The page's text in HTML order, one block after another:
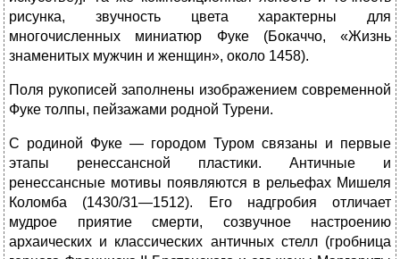
рисунка, звучность цвета характерны для
многочисленных миниатюр Фуке (Бокаччо, «Жизнь
знаменитых мужчин и женщин», около 1458).
Поля рукописей заполнены изображением современной
Фуке толпы, пейзажами родной Турени.
С родиной Фуке — городом Туром связаны и первые
этапы ренессансной пластики. Античные и
ренессансные мотивы появляются в рельефах Мишеля
Коломба (1430/31—1512). Его надгробия отличает
мудрое приятие смерти, созвучное настроению
архаических и классических античных стелл (гробница